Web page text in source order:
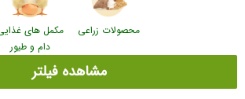
محصولات زراعی
مکمل های غذایی
دام و طیور
مشاهده فیلتر